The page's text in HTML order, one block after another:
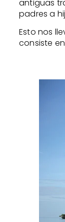
antiguas
padres a
Esto nos
consiste